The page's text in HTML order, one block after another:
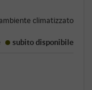
climatizzato
subito disponibile